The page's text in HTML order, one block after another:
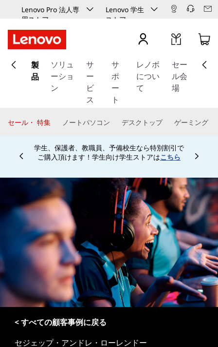
Lenovo Pro 法人専
用ストア
Lenovo 学生
ストア
イ
ン
ッ
る
製
品
ソリュ
ーショ
ン
サ
ー
ビ
ス
サ
ポ
ー
ト
レノボ
につい
て
セー
ル会
場
セール・ 特集 ノートパソコン デスクトップ ゲーミング
学生、保護者、教職員、予備校生なら特別割引で
ご購入頂けます！学生向け学生ストアはこちら
Currently displaying item 4 of
< すべての顧客事例に戻る
セジェップ・アンドレ・ローレンドー